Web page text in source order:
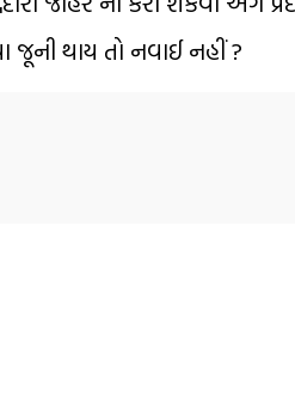
જૂની થાય તો નવાઈ નહીં ?